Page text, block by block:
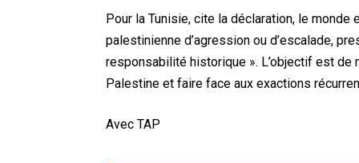
Pour la Tunisie, cite la déclaration, le
palestinienne d’agression ou d’escalade,
responsabilité historique ». L’objectif est de
Palestine et faire face aux exactions
Avec TAP